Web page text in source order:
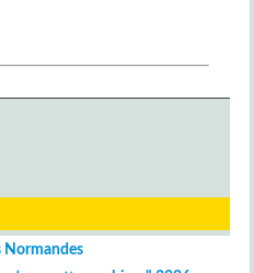
Normandes